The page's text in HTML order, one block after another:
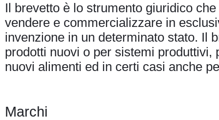
Il brevetto è lo strumento giuridico
vendere e commercializzare in
invenzione in un determinato stato. Il
prodotti nuovi o per sistemi produttivi,
nuovi alimenti ed in certi casi anche
Marchi